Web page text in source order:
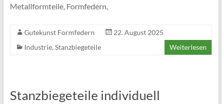
Metallformteile, Formfedern,
Gutekunst Formfedern
22. August 2025
Industrie, Stanzbiegeteile Weiterlesen
Stanzbiegeteile individuell